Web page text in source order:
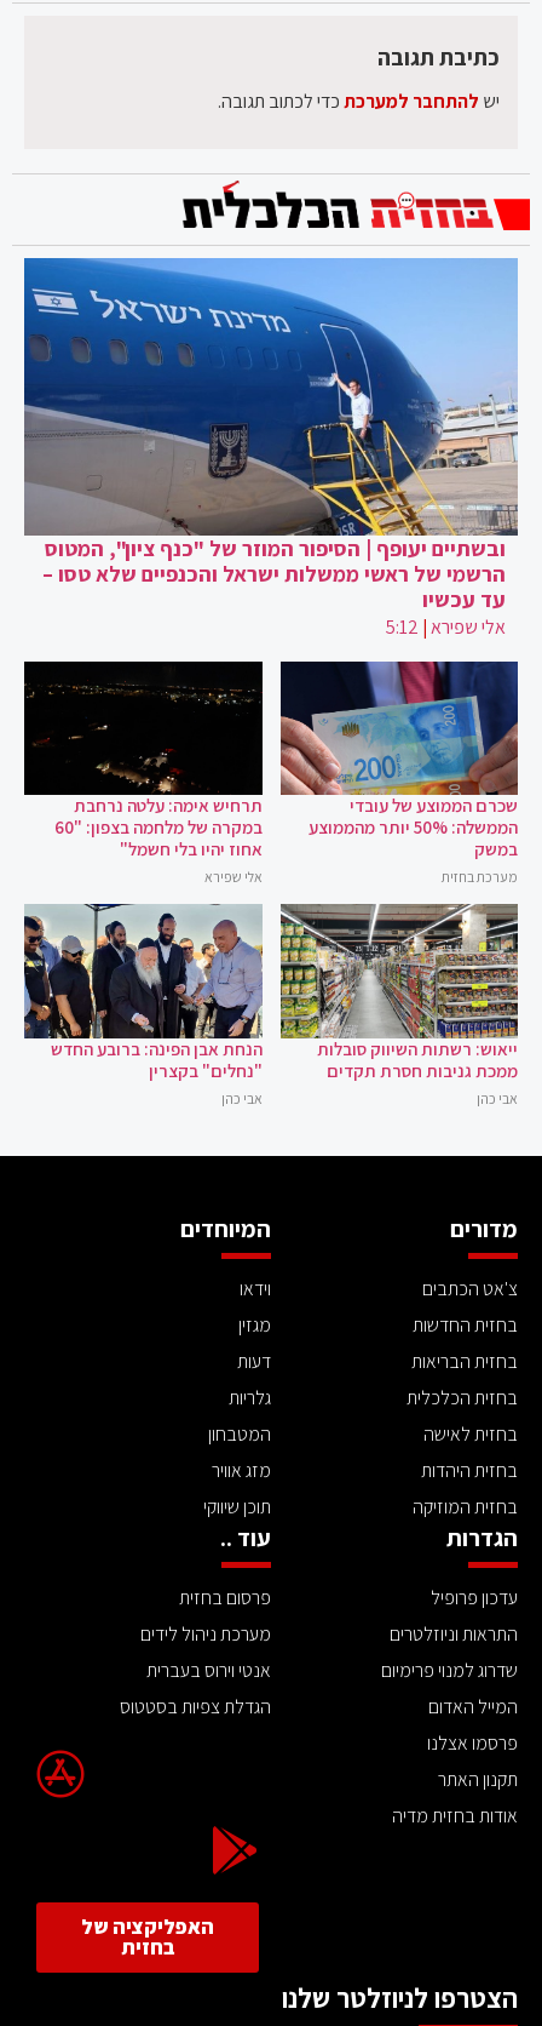
כתיבת תגובה
יש להתחבר למערכתכדי לכתוב תגובה.
ובשתיים יעופף | הסיפור המוזר של "כנף ציון", המטוס
הרשמי של ראשי ממשלות ישראל והכנפיים שלא טסו –
עד עכשיו
אלי שפירא|
5:12
שכרם הממוצע של עובדי
הממשלה: 50% יותר מהממוצע
במשק
מערכת בחזית
תרחיש אימה: עלטה נרחבת
במקרה של מלחמה בצפון: "60
אחוז יהיו בלי חשמל"
אלי שפירא
ייאוש: רשתות השיווק סובלות
ממכת גניבות חסרת תקדים
אבי כהן
הנחת אבן הפינה: ברובע החדש
"נחלים" בקצרין
אבי כהן
מדורים
צ'אט הכתבים
בחזית החדשות
בחזית הבריאות
בחזית הכלכלית
בחזית לאישה
בחזית היהדות
בחזית המוזיקה
המיוחדים
וידאו
מגזין
דעות
גלריות
המטבחון
מזג אוויר
תוכן שיווקי
הגדרות
עדכון פרופיל
התראות וניוזלטרים
שדרוג למנוי פרימיום
המייל האדום
פרסמו אצלנו
תקנון האתר
אודות בחזית מדיה
עוד ..
פרסום בחזית
מערכת ניהול לידים
אנטי וירוס בעברית
הגדלת צפיות בסטטוס
האפליקציה של
בחזית
הצטרפו לניוזלטר שלנו